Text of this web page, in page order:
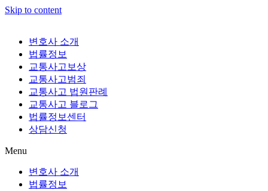
Skip to content
변호사 소개
법률정보
교통사고보상
교통사고범죄
교통사고 법원판례
교통사고 블로그
법률정보센터
상담신청
Menu
변호사 소개
법률정보